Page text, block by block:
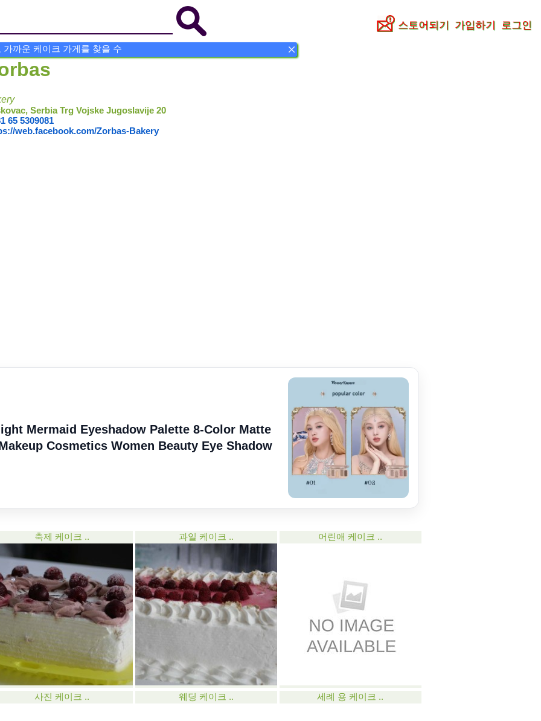
까운 케이크 가게를 찾을 수
스토어되기 가입하기 로그인
Serbia Trg Vojske Jugoslavije 20
65 5309081
web.facebook.com/Zorbas-Bakery
Mermaid Eyeshadow Palette 8-Color Matte
Cosmetics Women Beauty Eye Shadow
축제 케이크 .. 과일 케이크 .. 어린애 케이크 ..
사진 케이크 .. 웨딩 케이크 .. 세례 용 케이크 ..